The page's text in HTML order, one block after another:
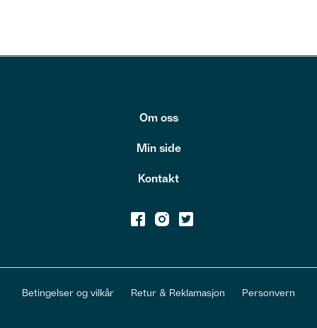
Om oss
Min side
Kontakt
Betingelser og vilkår Retur & Reklamasjon Personvern